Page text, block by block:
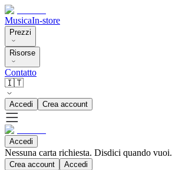
MusicaIn-store
Prezzi
Risorse
Contatto
🇮🇹
Accedi Crea account
Accedi
Nessuna carta richiesta. Disdici quando vuoi.
Crea account Accedi